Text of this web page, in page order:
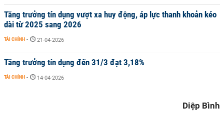
Tăng trưởng tín dụng vượt xa huy động, áp lực thanh khoản kéo
dài từ 2025 sang 2026
TÀI CHÍNH - 21-04-2026
Tăng trưởng tín dụng đến 31/3 đạt 3,18%
TÀI CHÍNH - 14-04-2026
Diệp Bình